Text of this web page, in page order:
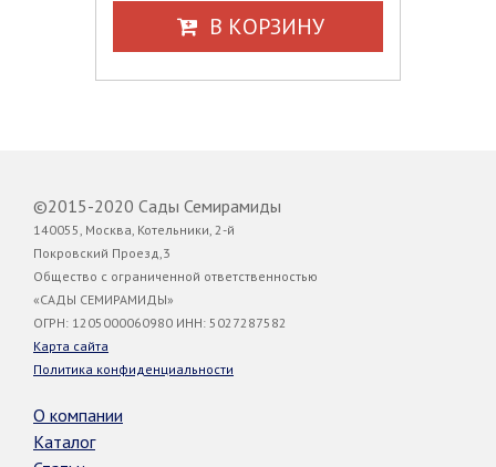
В КОРЗИНУ
©2015-2020 Сады Семирамиды
140055, Москва, Котельники, 2-й
Покровский Проезд,3
Общество с ограниченной ответственностью
«САДЫ СЕМИРАМИДЫ»
ОГРН: 1205000060980 ИНН: 5027287582
Карта сайта
Политика конфиденциальности
О компании
Каталог